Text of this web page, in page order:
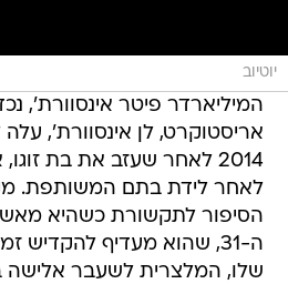
יוטיוב
המיליארדר פיטר אינסוורת',
אריסטוקרט, לן אינסוורת',
2014 לאחר שעזב את בת
לאחר לידת בתם המשותפת.
הסיפור לתקשורת כשהיא
ה-31, שהוא מעדיף
שלו, המלצרית לשעבר אלישה